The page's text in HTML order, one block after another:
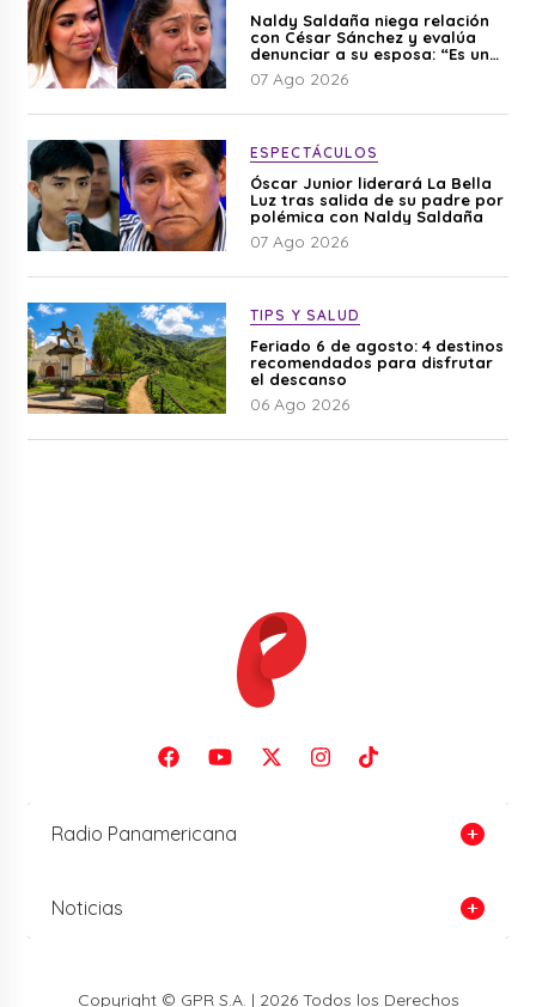
Naldy Saldaña niega relación
con César Sánchez y evalúa
denunciar a su esposa: “Es una
difamación”
07 Ago 2026
ESPECTÁCULOS
Óscar Junior liderará La Bella
Luz tras salida de su padre por
polémica con Naldy Saldaña
07 Ago 2026
TIPS Y SALUD
Feriado 6 de agosto: 4 destinos
recomendados para disfrutar
el descanso
06 Ago 2026
Radio Panamericana
Noticias
Copyright © GPR S.A. | 2026 Todos los Derechos